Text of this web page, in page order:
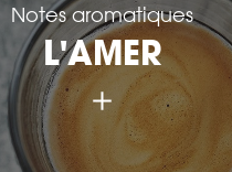
Notes aromatiques
L'AMER